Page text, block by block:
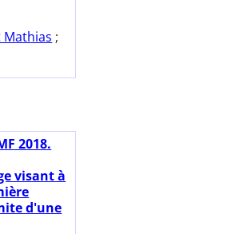
Mathias ;
2018.
visant à
d'une